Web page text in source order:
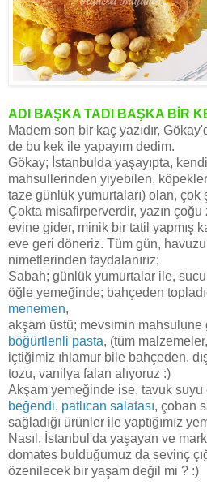
ADI BAŞKA TADI BAŞKA BİR
Madem son bir kaç yazıdır,
de bu kek ile yapayım dedim.
Gökay; İstanbulda yaşayıpta,
mahsullerinden yiyebilen,
taze günlük yumurtaları) olan, çok
Çokta misafirperverdir, yazın çoğu
evine gider, minik bir tatil yapmış
eve geri döneriz. Tüm gün,
nimetlerinden faydalanırız;
Sabah; günlük yumurtalar ile,
öğle yemeğinde; bahçeden
menemen,
akşam üstü; mevsimin mahsulune
böğürtlenli pasta, (tüm
içtiğimiz ıhlamur bile bahçeden,
tozu, vanilya falan alıyoruz :)
Akşam yemeğinde ise, tavuk suyu
beğendi, patlıcan salatası, çoban
sağladığı ürünler ile yaptığımız
Nasıl, İstanbul'da yaşayan ve
domates bulduğumuz da sevinç
özenilecek bir yaşam değil mi ? :)